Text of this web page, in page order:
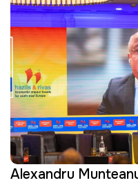
Alexandru